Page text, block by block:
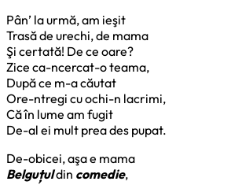
Pân’ la urmă, am ieşit
Trasă de urechi, de mama
Şi certată! De ce oare?
Zice ca-ncercat-o teama,
După ce m-a căutat
Ore-ntregi cu ochi-n lacrimi,
Că în lume am fugit
De-al ei mult prea des pupat.
De-obicei, aşa e mama
Belguțuldin comedie,